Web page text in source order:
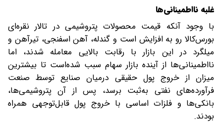
غلبه نااطمینانی‌‌‌‌‌‌ها
با وجود آنکه قیمت محصولات پتروشیمی در تالار نقره‌‌‌‌‌‌ای
بورس‌کالا رو به افزایش است و گندله، آهن اسفنجی، تیرآهن و
میلگرد در این بازار با رقابت بالایی معامله شدند، اما
نااطمینانی‌‌‌‌‌‌ها از آینده بازار سهام سبب شده‌است تا بیشترین
میزان از خروج پول حقیقی درمیان صنایع توسط صنعت
فرآورده‌های نفتی به‌ثبت برسد، پس از آن پتروشیمی‌ها،
بانکی‌‌‌‌‌‌ها و فلزات اساسی با خروج پول قابل‌توجهی همراه
بودند.